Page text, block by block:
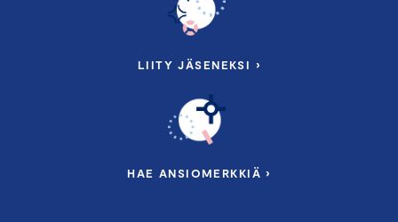
LIITY JÄSENEKSI ›
HAE ANSIOMERKKIÄ ›